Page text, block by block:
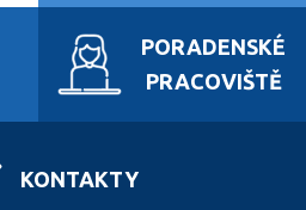
PORADENSKÉ
PRACOVIŠTĚ
KONTAKTY